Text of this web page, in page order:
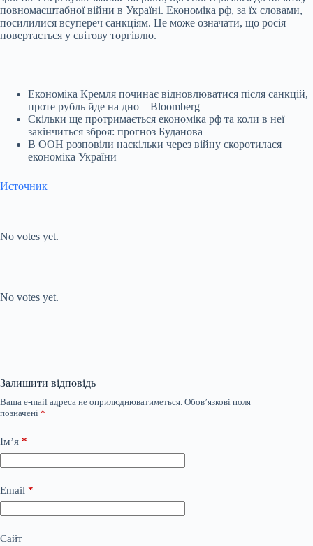
повномасштабної війни в Україні. Економіка рф, за їх словами,
посилилися всупереч санкціям. Це може означати, що росія
повертається у світову торгівлю.
Економіка Кремля починає відновлюватися після санкцій,
проте рубль йде на дно – Bloomberg
Скільки ще протримається економіка рф та коли в неї
закінчиться зброя: прогноз Буданова
В ООН розповіли наскільки через війну скоротилася
економіка України
Источник
No votes yet.
No votes yet.
Залишити відповідь
Ваша e-mail адреса не оприлюднюватиметься. Обов’язкові поля
позначені *
Ім’я *
Email *
Сайт